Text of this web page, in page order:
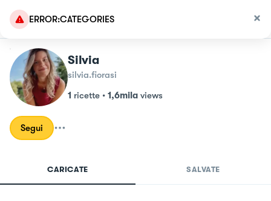
ERROR:CATEGORIES
Silvia
silvia.fiorasi
1 ricette • 1,6mila views
Segui
CARICATE SALVATE